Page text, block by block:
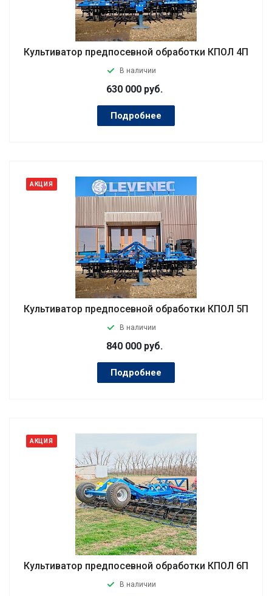
Культиватор предпосевной обработки КПОЛ 4П
В наличии
630 000 руб.
Подробнее
АКЦИЯ
Культиватор предпосевной обработки КПОЛ 5П
В наличии
840 000 руб.
Подробнее
АКЦИЯ
Культиватор предпосевной обработки КПОЛ 6П
В наличии